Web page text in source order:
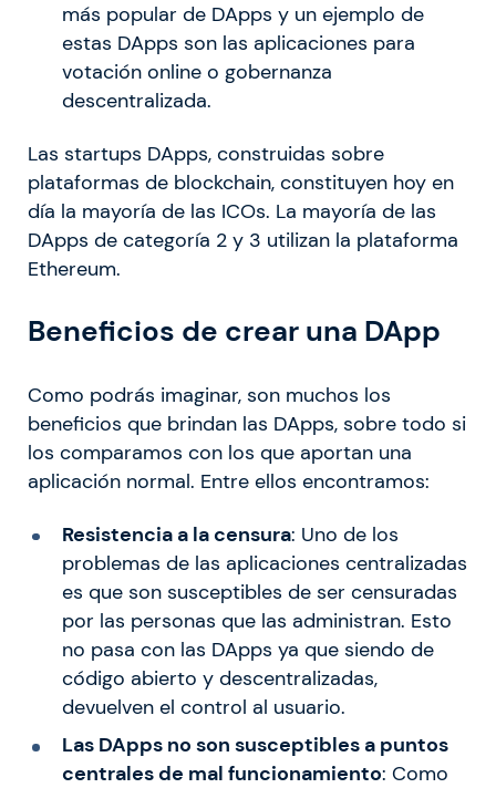
más popular de DApps y un ejemplo de
estas DApps son las aplicaciones para
votación online o gobernanza
descentralizada.
Las startups DApps, construidas sobre
plataformas de blockchain, constituyen hoy en
día la mayoría de las ICOs. La mayoría de las
DApps de categoría 2 y 3 utilizan la plataforma
Ethereum.
Beneficios de crear una DApp
Como podrás imaginar, son muchos los
beneficios que brindan las DApps, sobre todo si
los comparamos con los que aportan una
aplicación normal. Entre ellos encontramos:
Resistencia a la censura: Uno de los
problemas de las aplicaciones centralizadas
es que son susceptibles de ser censuradas
por las personas que las administran. Esto
no pasa con las DApps ya que siendo de
código abierto y descentralizadas,
devuelven el control al usuario.
Las DAppsno son susceptibles a puntos
centrales de mal funcionamiento: Como